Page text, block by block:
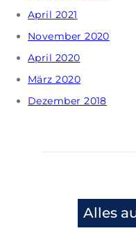
April 2021
November 2020
April 2020
März 2020
Dezember 2018
Alles